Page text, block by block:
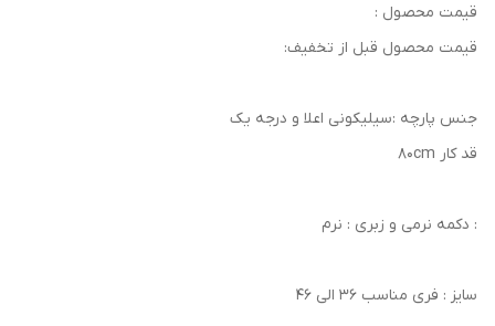
قیمت محصول :
قیمت محصول قبل از تخفیف:
جنس پارچه :سیلیکونی اعلا و درجه یک
قد کار 80cm
: دکمه نرمی و زبری : نرم
سایز : فری مناسب 36 الی 46